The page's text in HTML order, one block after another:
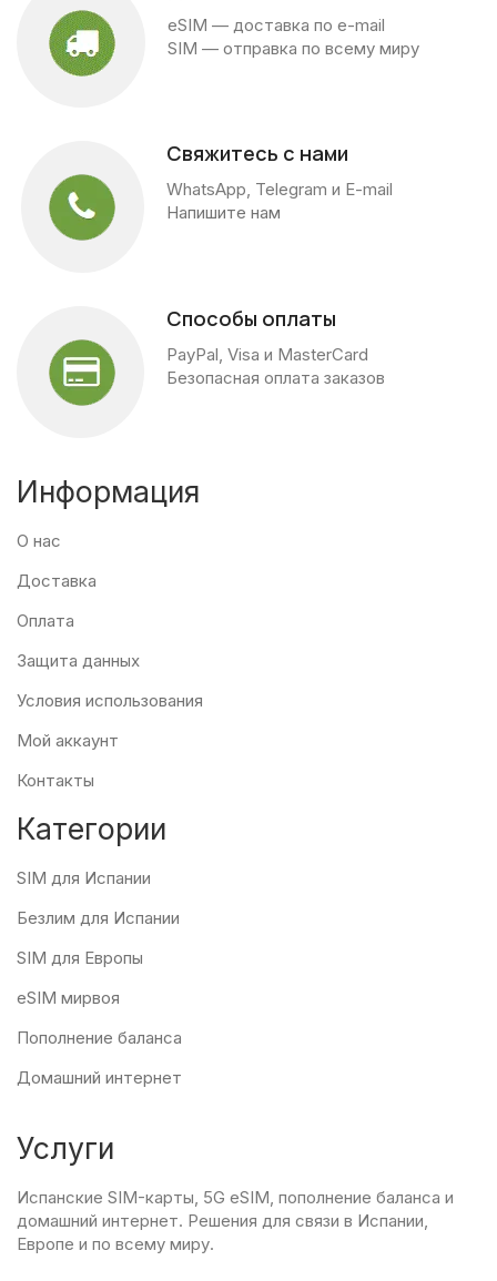
eSIM — доставка по e-mail
SIM — отправка по всему миру
Свяжитесь с нами
WhatsApp, Telegram и E-mail
Напишите нам
Способы оплаты
PayPal, Visa и MasterCard
Безопасная оплата заказов
Информация
О нас
Доставка
Оплата
Защита данных
Условия использования
Мой аккаунт
Контакты
Категории
SIM для Испании
Безлим для Испании
SIM для Европы
eSIM мирвоя
Пополнение баланса
Домашний интернет
Услуги
Испанские SIM-карты, 5G eSIM, пополнение баланса и
домашний интернет. Решения для связи в Испании,
Европе и по всему миру.